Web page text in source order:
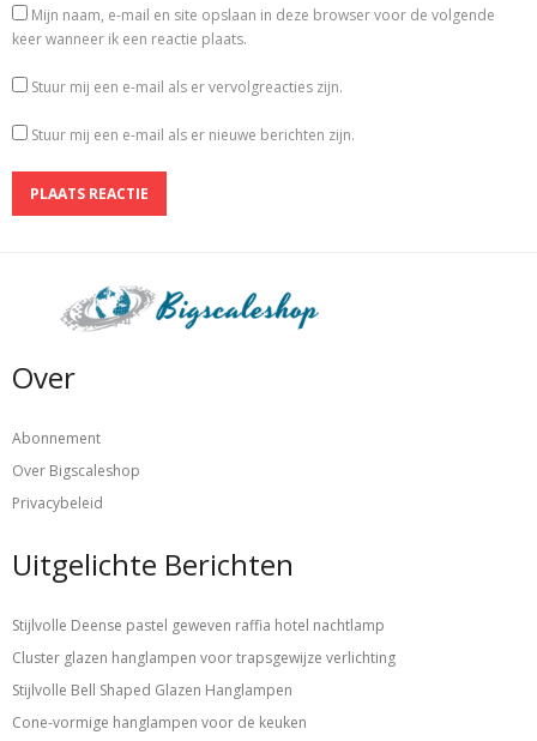
Mijn naam, e-mail en site opslaan in deze browser voor de volgende
keer wanneer ik een reactie plaats.
Stuur mij een e-mail als er vervolgreacties zijn.
Stuur mij een e-mail als er nieuwe berichten zijn.
Over
Abonnement
Over Bigscaleshop
Privacybeleid
Uitgelichte Berichten
Stijlvolle Deense pastel geweven raffia hotel nachtlamp
Cluster glazen hanglampen voor trapsgewijze verlichting
Stijlvolle Bell Shaped Glazen Hanglampen
Cone-vormige hanglampen voor de keuken